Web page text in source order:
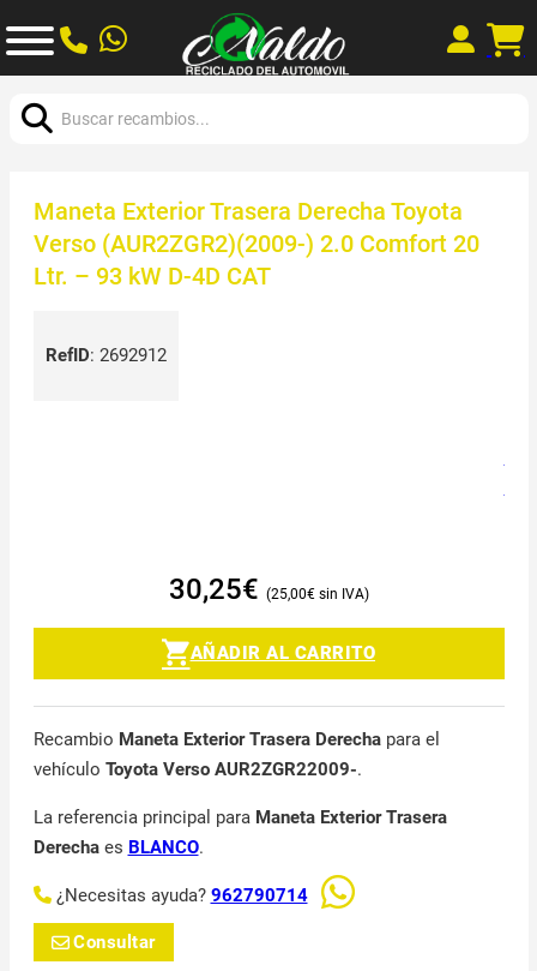
Maneta Exterior Trasera Derecha Toyota
Verso (AUR2ZGR2)(2009-) 2.0 Comfort 20
Ltr. – 93 kW D-4D CAT
RefID: 2692912
30,25€ 25,00€
AÑADIR AL CARRITO
Recambio Maneta Exterior Trasera Derechapara el
vehículo Toyota Verso AUR2ZGR22009-.
La referencia principal para Maneta Exterior Trasera
Derechaes BLANCO.
¿Necesitas ayuda? 962790714
Consultar